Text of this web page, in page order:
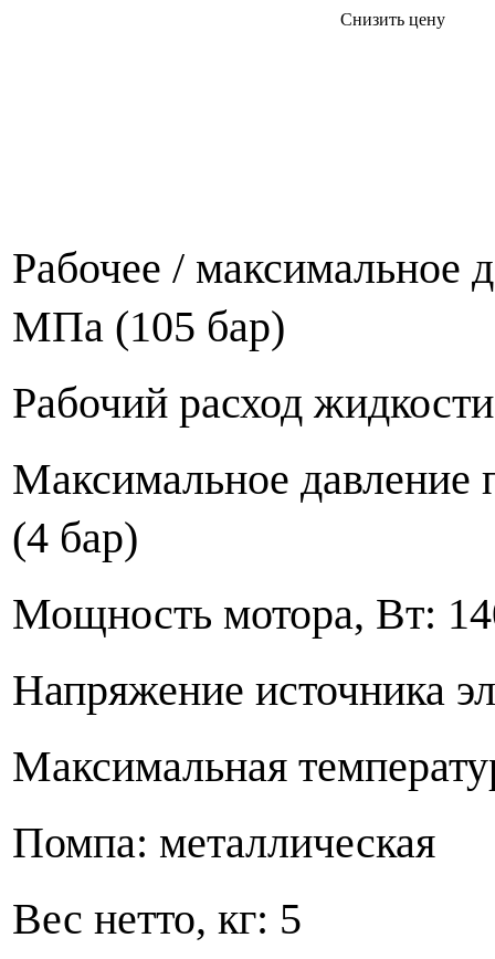
Снизить цену
Рабочее / максимальное
МПа (105 бар)
Рабочий расход
Максимальное
(4 бар)
Мощность мотора, Вт:
Напряжение источника
Максимальная
Помпа: металлическая
Вес нетто, кг: 5